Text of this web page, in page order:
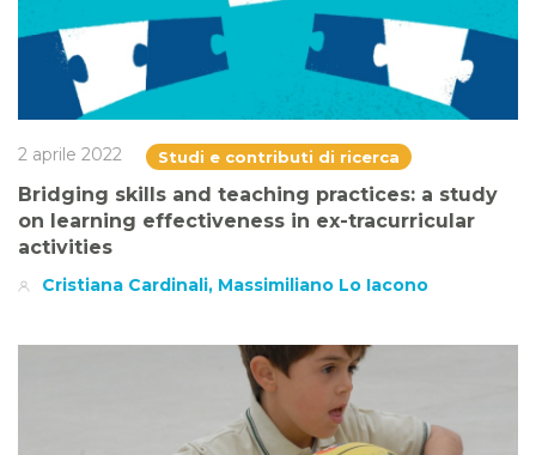
2 aprile 2022 Studi e contributi di ricerca
Bridging skills and teaching practices: a study
on learning effectiveness in ex-tracurricular
activities
Cristiana Cardinali, Massimiliano Lo Iacono